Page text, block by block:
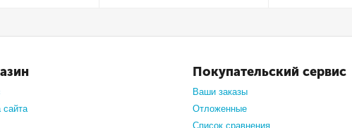
сайта
Покупательский сервис
Ваши заказы
Отложенные
Список сравнения